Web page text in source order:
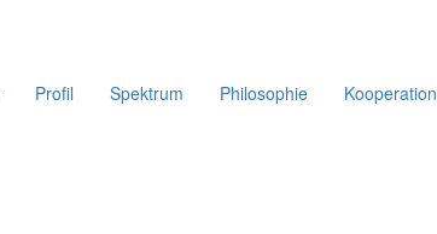
Profil Spektrum Philosophie Kooperation